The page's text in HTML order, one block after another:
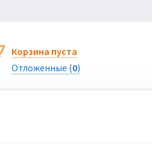
Корзина пуста
Отложенные (0)